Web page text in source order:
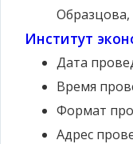
Образцова,
Институт
Дата
Время
Формат
Адрес